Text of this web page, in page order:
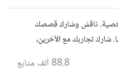
ناقش وشارك قصصك
شارك تجاربك مع الآخرين،
88.8 ألف متابع